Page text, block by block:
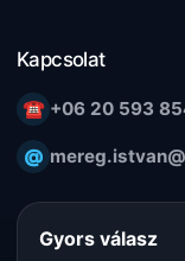
Kapcsolat
☎ +06 20 593
@
Gyors válasz